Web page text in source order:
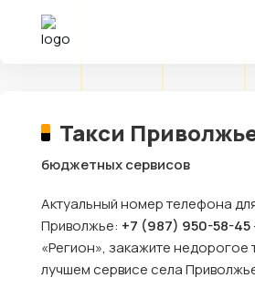
Такси
бюджетных сервисов
Актуальный номер телефона
Приволжье: +7 (987) 950-58-45
«Регион», закажите недорогое
лучшем сервисе села